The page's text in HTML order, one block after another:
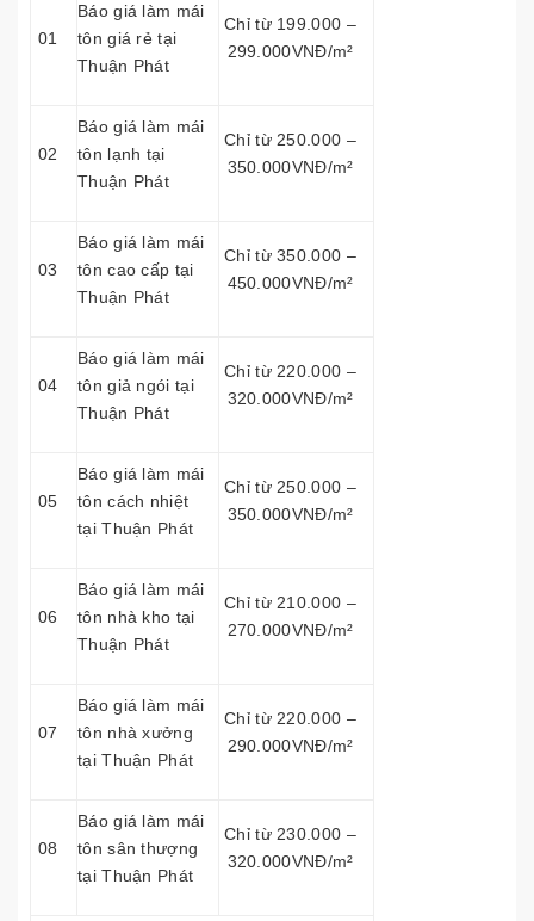
01
Báo giá làm mái
tôn giá rẻ tại
Thuận Phát
Chỉ từ 199.000 –
299.000VNĐ/m²
02
Báo giá làm mái
tôn lạnh tại
Thuận Phát
Chỉ từ 250.000 –
350.000VNĐ/m²
03
Báo giá làm mái
tôn cao cấp tại
Thuận Phát
Chỉ từ 350.000 –
450.000VNĐ/m²
04
Báo giá làm mái
tôn giả ngói tại
Thuận Phát
Chỉ từ 220.000 –
320.000VNĐ/m²
05
Báo giá làm mái
tôn cách nhiệt
tại Thuận Phát
Chỉ từ 250.000 –
350.000VNĐ/m²
06
Báo giá làm mái
tôn nhà kho tại
Thuận Phát
Chỉ từ 210.000 –
270.000VNĐ/m²
07
Báo giá làm mái
tôn nhà xưởng
tại Thuận Phát
Chỉ từ 220.000 –
290.000VNĐ/m²
08
Báo giá làm mái
tôn sân thượng
tại Thuận Phát
Chỉ từ 230.000 –
320.000VNĐ/m²